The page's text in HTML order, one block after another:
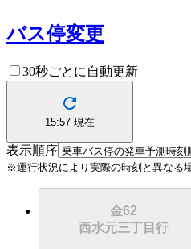
バス停変更
30秒ごとに自動更新
15:57 現在
表示順序
※運行状況により実際の時刻と異なる
金62
西水元三丁目行